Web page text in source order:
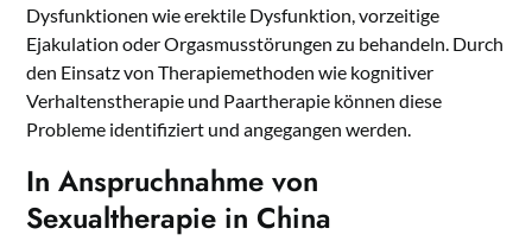
Dysfunktionen wie erektile Dysfunktion, vorzeitige
Ejakulation oder Orgasmusstörungen zu behandeln. Durch
den Einsatz von Therapiemethoden wie kognitiver
Verhaltenstherapie und Paartherapie können diese
Probleme identifiziert und angegangen werden.
In Anspruchnahme von
Sexualtherapie in China